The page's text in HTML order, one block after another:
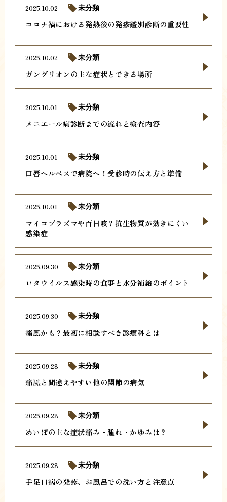
コロナ禍における発熱後の発疹鑑別診断の重要性
2025.10.02 未分類
ガングリオンの主な症状とできる場所
2025.10.02 未分類
メニエール病診断までの流れと検査内容
2025.10.01 未分類
口唇ヘルペスで病院へ！受診時の伝え方と準備
2025.10.01 未分類
マイコプラズマや百日咳？抗生物質が効きにくい
感染症
2025.10.01 未分類
ロタウイルス感染時の食事と水分補給のポイント
2025.09.30 未分類
痛風かも？最初に相談すべき診療科とは
2025.09.30 未分類
痛風と間違えやすい他の関節の病気
2025.09.28 未分類
めいぼの主な症状痛み・腫れ・かゆみは？
2025.09.28 未分類
手足口病の発疹、お風呂での洗い方と注意点
2025.09.28 未分類